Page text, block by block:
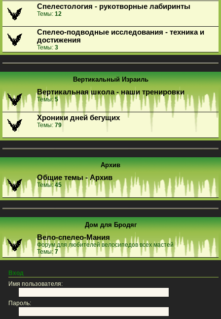
Спелестология - рукотворные лабиринты
Темы: 12
Спелео-подводные исследования - техника и
достижения
Темы: 3
Вертикальный Израиль
Вертикальная школа - наши тренировки
Темы:5
Хроники дней бегущих
Темы: 79
Архив
Общие темы - Архив
Темы:45
Дом для Бродяг
Вело-спелео-Мания
Форум для любителей велосипедов всех мастей
Темы:7
Вход
Имя пользователя:
Пароль: